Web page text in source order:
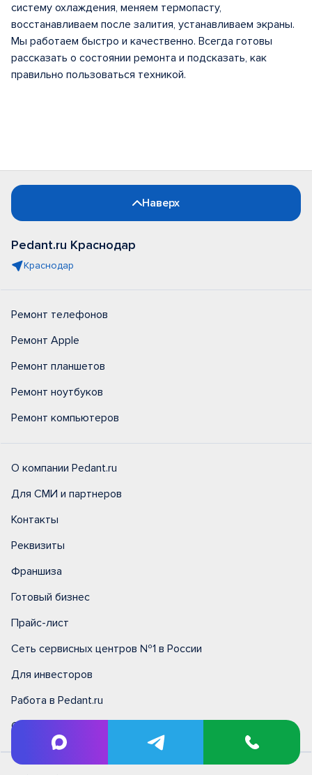
систему охлаждения, меняем термопасту,
восстанавливаем после залития, устанавливаем экраны.
Мы работаем быстро и качественно. Всегда готовы
рассказать о состоянии ремонта и подсказать, как
правильно пользоваться техникой.
Наверх
Pedant.ru Краснодар
Краснодар
Ремонт телефонов
Ремонт Apple
Ремонт планшетов
Ремонт ноутбуков
Ремонт компьютеров
О компании Pedant.ru
Для СМИ и партнеров
Контакты
Реквизиты
Франшиза
Готовый бизнес
Прайс-лист
Сеть сервисных центров №1 в России
Для инвесторов
Работа в Pedant.ru
Обслуживание юр. лиц